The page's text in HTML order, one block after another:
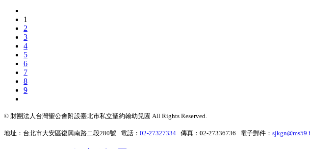
1
2
3
4
5
6
7
8
9
© 財團法人台灣聖公會附設臺北市私立聖約翰幼兒園 All Rights Reserved.
地址：台北市大安區復興南路二段280號 電話： 02-27327334 傳真：02-27336736 電子郵件：